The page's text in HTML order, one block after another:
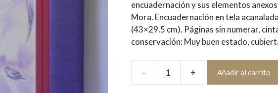
encuadernación y sus elementos
Mora. Encuadernación en tela
(43×29.5 cm). Páginas sin numerar,
conservación: Muy buen estado,
- + Añadir al carrito